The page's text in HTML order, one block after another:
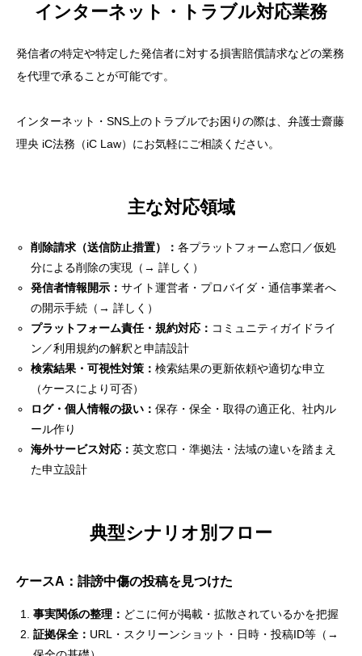
インターネット・トラブル対応業務
発信者の特定や特定した発信者に対する損害賠償請求などの業務
を代理で承ることが可能です。
インターネット・SNS上のトラブルでお困りの際は、弁護士齋藤
理央 iC法務（iC Law）にお気軽にご相談ください。
主な対応領域
削除請求（送信防止措置）：各プラットフォーム窓口／仮処
分による削除の実現（→詳しく ）
発信者情報開示：サイト運営者・プロバイダ・通信事業者へ
の開示手続（→詳しく ）
プラットフォーム責任・規約対応： コミュニティガイドライ
ン／利用規約の解釈と申請設計
検索結果・可視性対策：検索結果の更新依頼や適切な申立
（ケースにより可否）
ログ・個人情報の扱い：保存・保全・取得の適正化、社内ル
ール作り
海外サービス対応：英文窓口・準拠法・法域の違いを踏まえ
た申立設計
典型シナリオ別フロー
ケースA：誹謗中傷の投稿を見つけた
事実関係の整理： どこに何が掲載・拡散されているかを把握
証拠保全： URL・スクリーンショット・日時・投稿ID等（→